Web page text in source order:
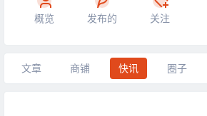
概览 发布的 关注
文章 商铺 快讯 圈子